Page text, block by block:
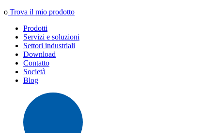
o Trova il mio prodotto
Prodotti
Servizi e soluzioni
Settori industriali
Download
Contatto
Società
Blog